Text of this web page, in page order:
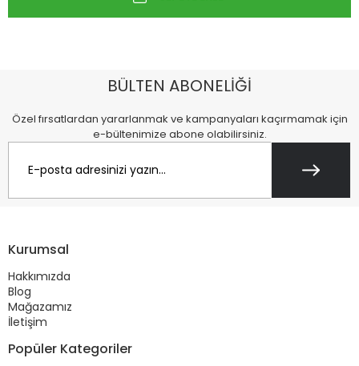
BÜLTEN ABONELİĞİ
Özel fırsatlardan yararlanmak ve kampanyaları kaçırmamak için
e-bültenimize abone olabilirsiniz.
Kurumsal
Hakkımızda
Blog
Mağazamız
İletişim
Popüler Kategoriler